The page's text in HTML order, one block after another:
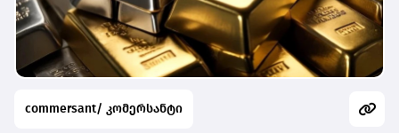
commersant/ კომერსანტი